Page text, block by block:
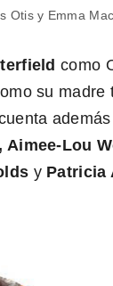
Otis y Emma
como
su madre
Aimee-Lou
y Patricia